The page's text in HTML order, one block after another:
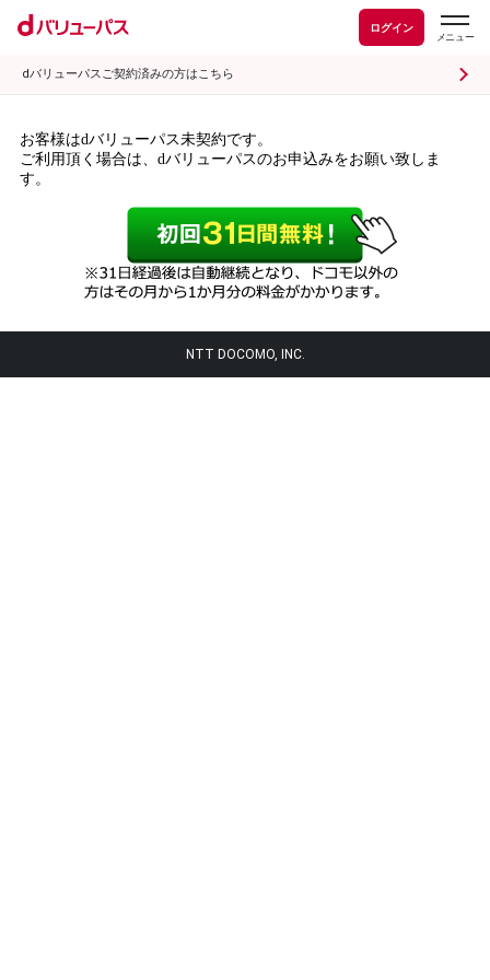
ログイン
dバリューパスご契約済みの方はこちら
お客様はdバリューパス未契約です。
ご利用頂く場合は、dバリューパスのお申込みをお願い致しま
す。
NTT DOCOMO, INC.